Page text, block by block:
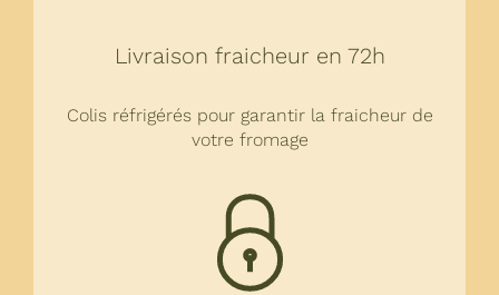
Livraison fraicheur en 72h
Colis réfrigérés pour garantir la fraicheur de
votre fromage